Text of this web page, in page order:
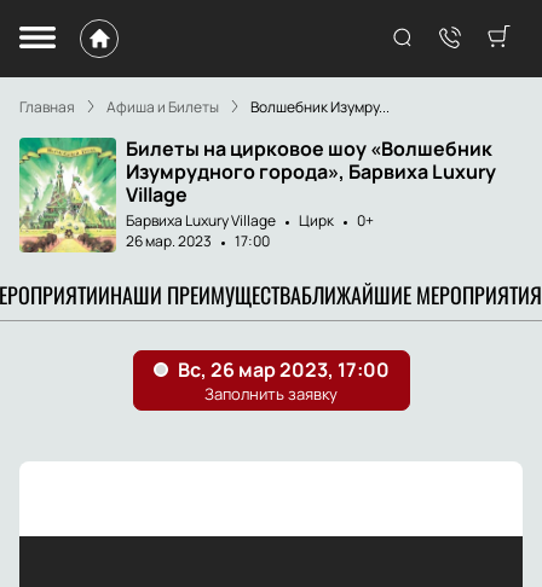
Главная Афиша и Билеты Волшебник Изумру...
Билеты на цирковое шоу «Волшебник
Изумрудного города», Барвиха Luxury
Village
Барвиха Luxury Village Цирк
0+
26 мар. 2023
17:00
НАШИ ПРЕИМУЩЕСТВАБЛИЖАЙШИЕ МЕРОПРИЯТИЯ